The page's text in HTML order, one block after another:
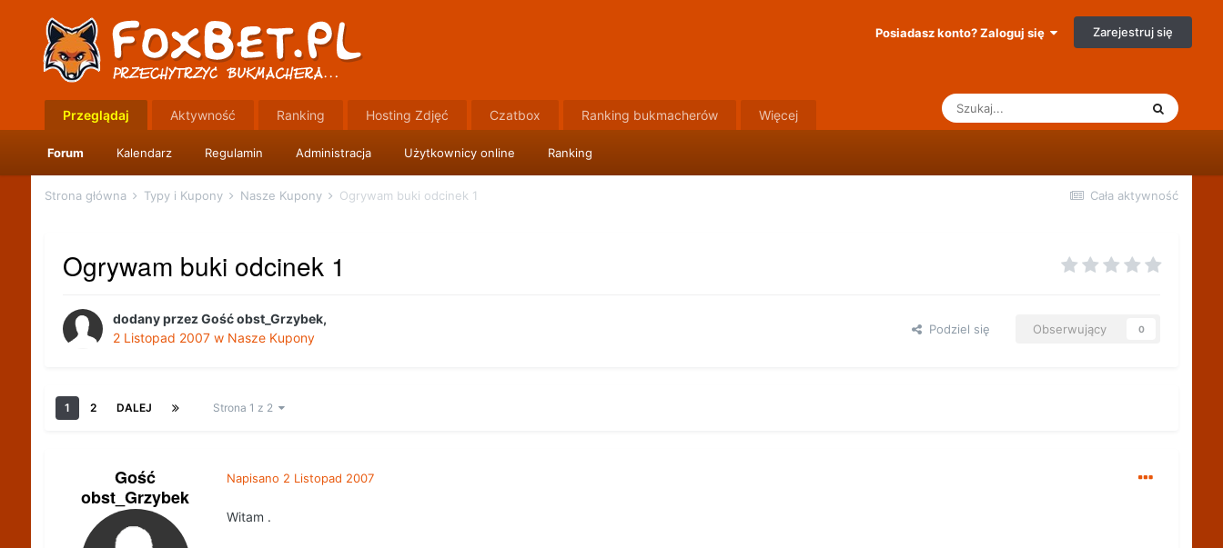
Posiadasz konto? Zaloguj się Zarejestruj się
Przeglądaj
Forum Kalendarz Regulamin Administracja Użytkownicy online Ranking
Aktywność Ranking Hosting Zdjęć Czatbox Ranking bukmacherów Więcej
Cała aktywność
Strona główna Typy i Kupony Nasze Kupony Ogrywam buki odcinek 1
Ogrywam buki odcinek 1
dodany przezGość obst_Grzybek,
2 Listopad 2007w Nasze Kupony
Podziel się Obserwujący 0
1 2 DALEJ Strona 1 z 2
Gość
obst_Grzybek
Napisano 2 Listopad 2007
Witam .